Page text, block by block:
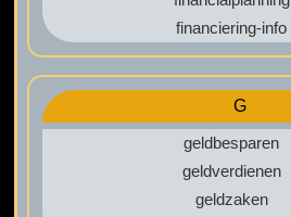
financiering-info
G
geldbesparen
geldverdienen
geldzaken